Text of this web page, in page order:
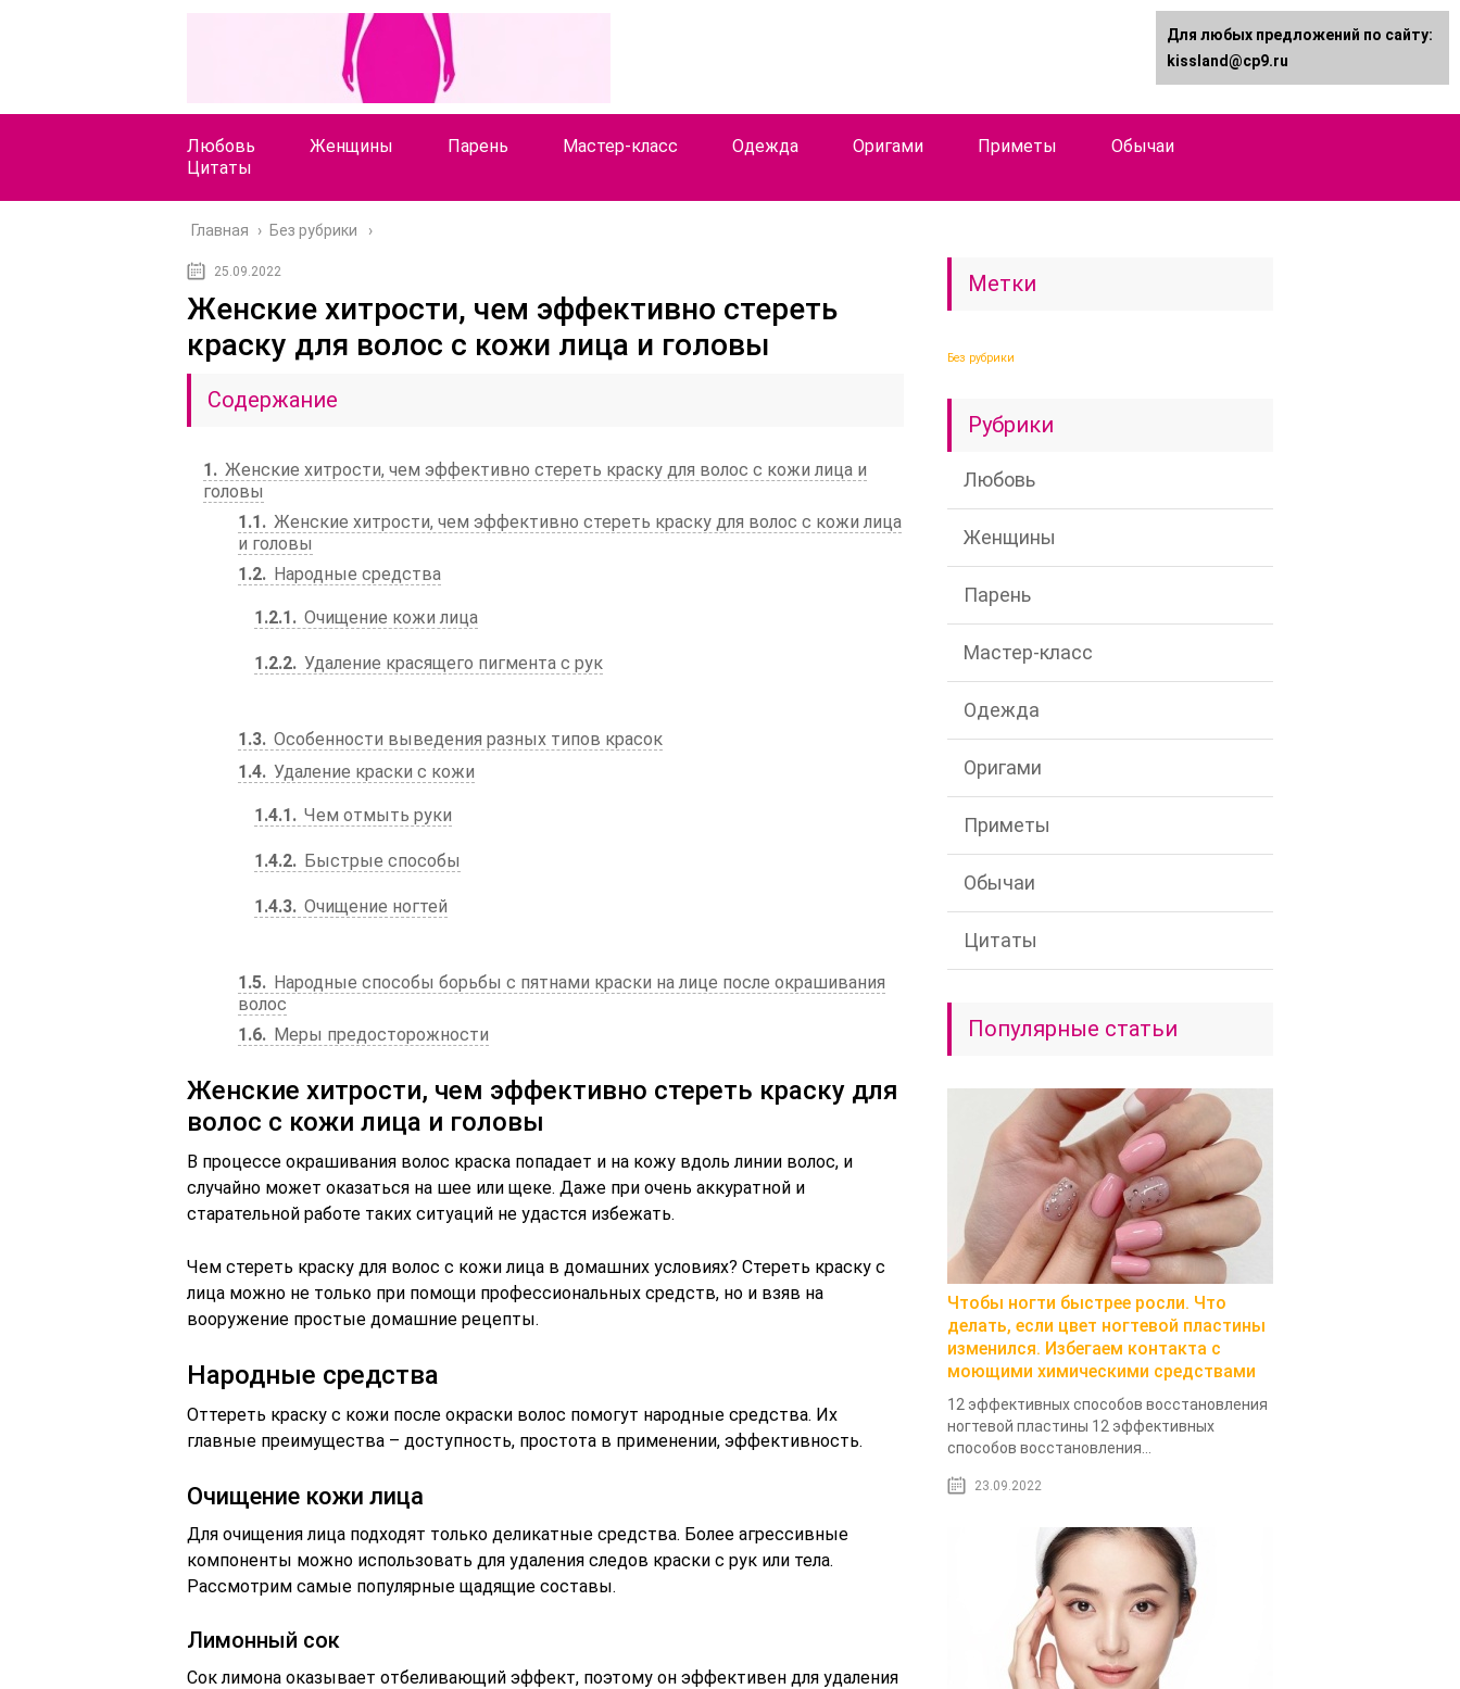
Любовь Женщины Парень Мастер-класс Одежда Оригами Приметы
Обычаи
Цитаты
Главная › Без рубрики
25.09.2022
Женские хитрости, чем эффективно стереть
краску для волос с кожи лица и головы
Содержание
1
Женские хитрости, чем эффективно стереть краску для волос с кожи лица и
головы
1.1
Женские хитрости, чем эффективно стереть краску для волос с кожи лица
и головы
1.2
Народные средства
1.2.1 Очищение кожи лица
1.2.2 Удаление красящего пигмента с рук
1.3 Особенности выведения разных типов красок
1.4 Удаление краски с кожи
1.4.1 Чем отмыть руки
1.4.2 Быстрые способы
1.4.3 Очищение ногтей
1.5
Народные способы борьбы с пятнами краски на лице после окрашивания
волос
1.6
Меры предосторожности
Женские хитрости, чем эффективно стереть краску для
волос с кожи лица и головы
В процессе окрашивания волос краска попадает и на кожу вдоль линии волос, и
случайно может оказаться на шее или щеке. Даже при очень аккуратной и
старательной работе таких ситуаций не удастся избежать.
Чем стереть краску для волос с кожи лица в домашних условиях? Стереть краску с
лица можно не только при помощи профессиональных средств, но и взяв на
вооружение простые домашние рецепты.
Народные средства
Оттереть краску с кожи после окраски волос помогут народные средства. Их
главные преимущества – доступность, простота в применении, эффективность.
Очищение кожи лица
Для очищения лица подходят только деликатные средства. Более агрессивные
компоненты можно использовать для удаления следов краски с рук или тела.
Рассмотрим самые популярные щадящие составы.
Лимонный сок
Сок лимона оказывает отбеливающий эффект, поэтому он эффективен для удаления
Метки
Без рубрики
Рубрики
Любовь
Женщины
Парень
Мастер-класс
Одежда
Оригами
Приметы
Обычаи
Цитаты
Популярные статьи
Чтобы ногти быстрее росли. Что
делать, если цвет ногтевой пластины
изменился. Избегаем контакта с
моющими химическими средствами
12 эффективных способов восстановления
ногтевой пластины 12 эффективных
способов восстановления...
23.09.2022
Для любых предложений по сайту:
kissland@cp9.ru